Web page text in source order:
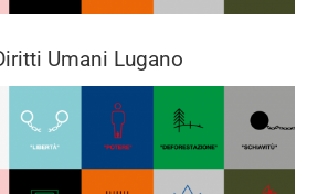
Umani Lugano